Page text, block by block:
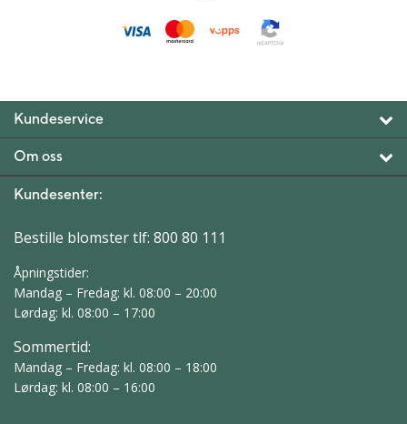
Kundeservice
Om oss
Kundesenter:
Bestille blomster tlf: 800 80 111
Åpningstider:
Mandag – Fredag: kl. 08:00 – 20:00
Lørdag: kl. 08:00 – 17:00
Sommertid:
Mandag – Fredag: kl. 08:00 – 18:00
Lørdag: kl. 08:00 – 16:00